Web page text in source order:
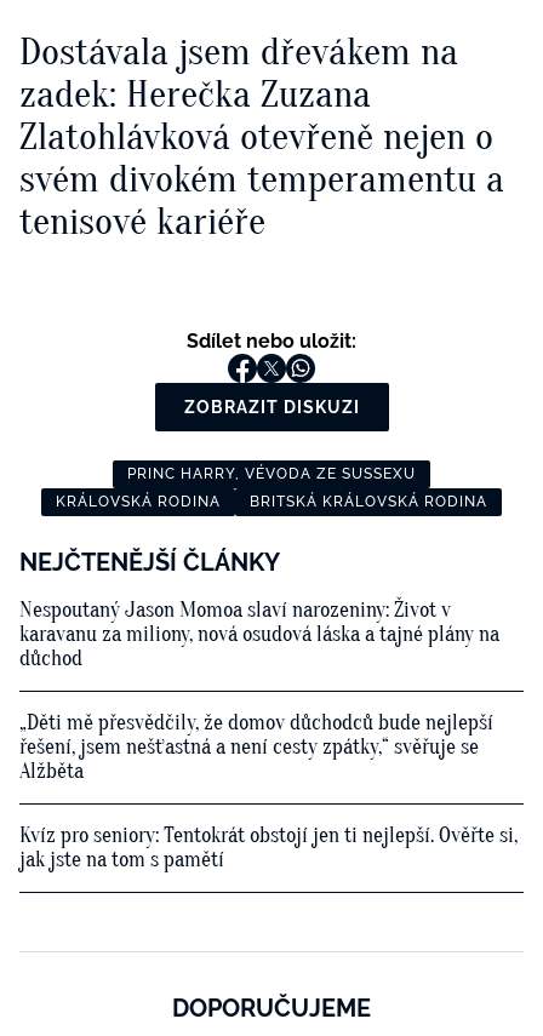
Dostávala jsem dřevákem na
zadek: Herečka Zuzana
Zlatohlávková otevřeně nejen o
svém divokém temperamentu a
tenisové kariéře
Sdílet nebo uložit:
ZOBRAZIT DISKUZI
PRINC HARRY, VÉVODA ZE SUSSEXU
KRÁLOVSKÁ RODINA
BRITSKÁ KRÁLOVSKÁ RODINA
NEJČTENĚJŠÍ ČLÁNKY
Nespoutaný Jason Momoa slaví narozeniny: Život v
karavanu za miliony, nová osudová láska a tajné plány na
důchod
„Děti mě přesvědčily, že domov důchodců bude nejlepší
řešení, jsem nešťastná a není cesty zpátky,“ svěřuje se
Alžběta
Kvíz pro seniory: Tentokrát obstojí jen ti nejlepší. Ověřte si,
jak jste na tom s pamětí
DOPORUČUJEME